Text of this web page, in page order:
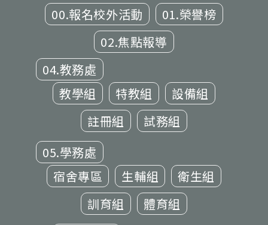
00.報名校外活動
01.榮譽榜
02.焦點報導
04.教務處
教學組
特教組
設備組
註冊組
試務組
05.學務處
宿舍專區
生輔組
衛生組
訓育組
體育組